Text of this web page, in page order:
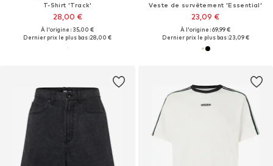
T-Shirt 'Track'
28,00 €
À l'origine : 35,00 €
Dernier prix le plus bas :28,00 €
Veste de survêtement 'Essential'
23,09 €
À l'origine : 69,99 €
Dernier prix le plus bas :23,09 €